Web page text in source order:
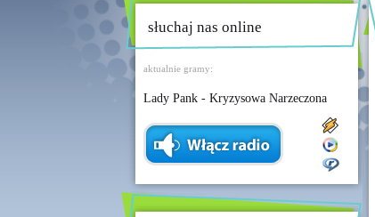
słuchaj nas online
aktualnie gramy:
Lady Pank - Kryzysowa Narzeczona